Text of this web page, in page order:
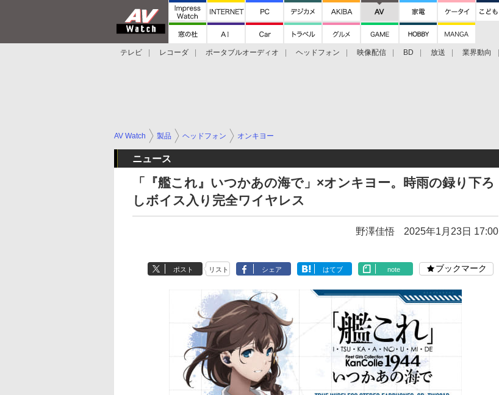
テレビ レコーダ ポータブルオーディオ ヘッドフォン 映像配信 BD 放送 業界動向
AV Watch 製品 ヘッドフォン オンキヨー
ニュース
「『艦これ』いつかあの海で」×オンキヨー。時雨の録り下ろ
しボイス入り完全ワイヤレス
野澤佳悟 2025年1月23日 17:00
ポスト リスト シェア はてブ note ブックマーク